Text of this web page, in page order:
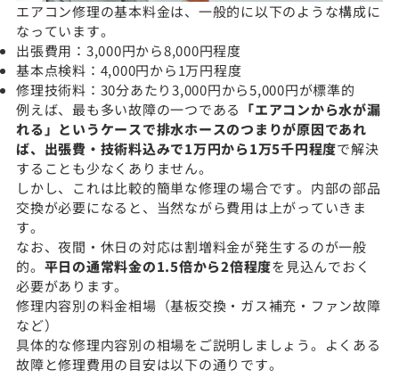
エアコン修理の基本料金は、一般的に以下のような構成に
なっています。
出張費用：3,000円から8,000円程度
基本点検料：4,000円から1万円程度
修理技術料：30分あたり3,000円から5,000円が標準的
例えば、最も多い故障の一つである 「エアコンから水が漏
れる」というケースで排水ホースのつまりが原因であれ
ば、出張費・技術料込みで1万円から1万5千円程度で解決
することも少なくありません。
しかし、これは比較的簡単な修理の場合です。内部の部品
交換が必要になると、当然ながら費用は上がっていきま
す。
なお、夜間・休日の対応は割増料金が発生するのが一般
的。 平日の通常料金の1.5倍から2倍程度を見込んでおく
必要があります。
修理内容別の料金相場（基板交換・ガス補充・ファン故障
など）
具体的な修理内容別の相場をご説明しましょう。よくある
故障と修理費用の目安は以下の通りです。